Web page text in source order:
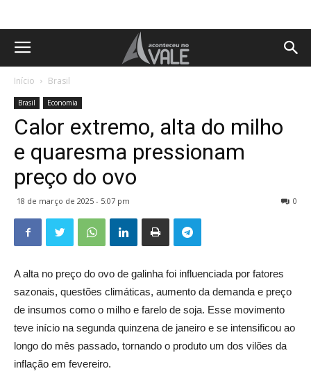
Início Brasil
Brasil Economia
Calor extremo, alta do milho
e quaresma pressionam
preço do ovo
18 de março de 2025 - 5:07 pm 0
A alta no preço do ovo de galinha foi influenciada por fatores
sazonais, questões climáticas, aumento da demanda e preço
de insumos como o milho e farelo de soja. Esse movimento
teve início na segunda quinzena de janeiro e se intensificou ao
longo do mês passado, tornando o produto um dos vilões da
inflação em fevereiro.